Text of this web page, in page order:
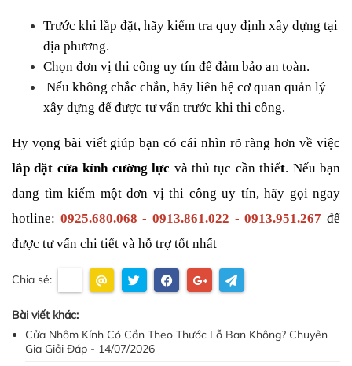
Trước khi lắp đặt, hãy kiểm tra quy định xây dựng tại
địa phương.
Chọn đơn vị thi công uy tín để đảm bảo an toàn.
Nếu không chắc chắn, hãy liên hệ cơ quan quản lý
xây dựng để được tư vấn trước khi thi công.
lắp đặt cửa kính cường lực và thủ tục cần thiết. Nếu bạn
đang tìm kiếm một đơn vị thi công uy tín, hãy gọi ngay
hotline: 0925.680.068 - 0913.861.022 - 0913.951.267 để
được tư vấn chi tiết và hỗ trợ tốt nhất
Chia sẻ:
Bài viết khác:
Cửa Nhôm Kính Có Cần Theo Thước Lỗ Ban Không? Chuyên
Gia Giải Đáp - 14/07/2026